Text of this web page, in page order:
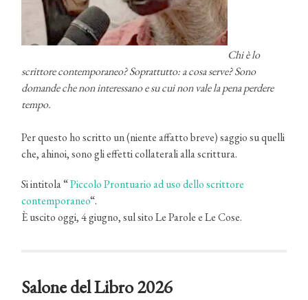
Chi è lo
scrittore contemporaneo? Soprattutto: a cosa serve? Sono
domande che non interessano e su cui non vale la pena perdere
tempo.
Per questo ho scritto un (niente affatto breve) saggio su quelli
che, ahinoi, sono gli effetti collaterali alla scrittura.
Si intitola “Piccolo Prontuario ad uso dello scrittore
contemporaneo“.
È uscito oggi, 4 giugno, sul sito Le Parole e Le Cose.
Salone del Libro 2026